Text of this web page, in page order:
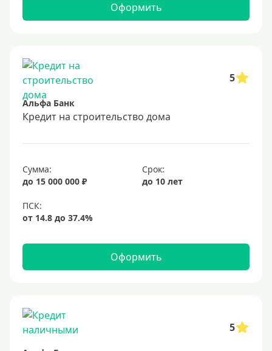
9 лет
10 лет
15 лет
20 лет
25 лет
30 лет
Месяц
2 месяца
3 месяца
6 месяцев
Ставка
4%
Оформить
5
Альфа Банк
Кредит на строительство дома
Сумма:
до 15 000 000 ₽
Срок:
до 10 лет
Оформить
5